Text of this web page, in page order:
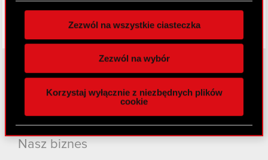
zgodę w dowolnej chwili.
funkcje społecznościowe i analizować ruch w
naszej witrynie. Informacje o tym, jak korzystasz
z naszej witryny, udostępniamy partnerom
społecznościowym, reklamowym i analitycznym.
Partnerzy mogą połączyć te informacje z innymi
danymi otrzymanymi od Ciebie lub uzyskanymi
podczas korzystania z ich usług. Kontynuując
Zezwól na wszystkie ciasteczka
Zezwól na wybór
Korzystaj wyłącznie z niezbędnych plików
cookie
O CD PROJEKT
Grupa Kapitałowa
Nasz biznes